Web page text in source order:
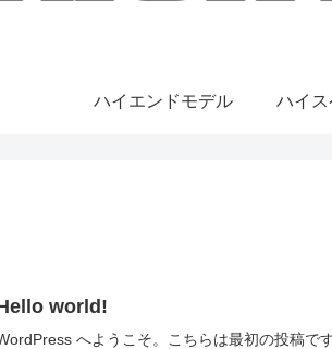
ハイエンドモデル ハイ
world!
へようこそ。こちらは最初の投稿で